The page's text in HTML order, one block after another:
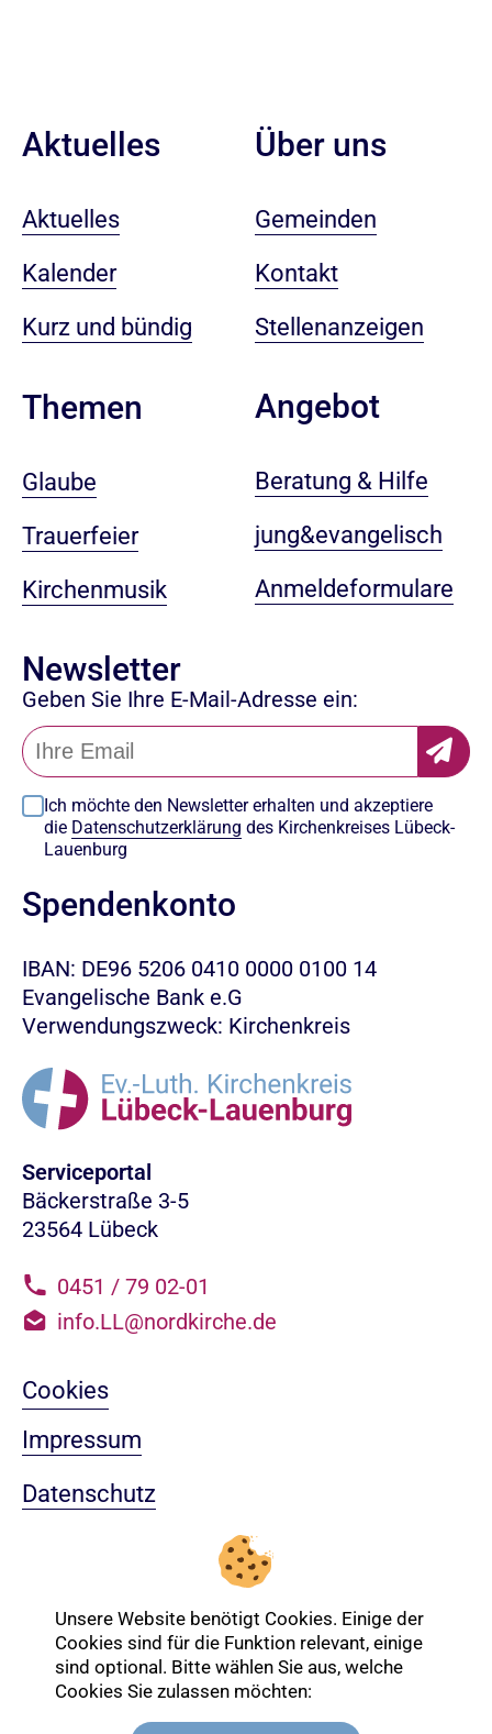
Aktuelles
Aktuelles
Kalender
Kurz und bündig
Themen
Glaube
Trauerfeier
Kirchenmusik
Über uns
Gemeinden
Kontakt
Stellenanzeigen
Angebot
Beratung & Hilfe
jung&evangelisch
Anmeldeformulare
Newsletter
Geben Sie Ihre E-Mail-Adresse ein:
Ich möchte den Newsletter erhalten und akzeptiere
die Datenschutzerklärung des Kirchenkreises Lübeck-
Lauenburg
Spendenkonto
IBAN: DE96 5206 0410 0000 0100 14
Evangelische Bank e.G
Verwendungszweck: Kirchenkreis
Serviceportal
Bäckerstraße 3-5
23564 Lübeck
0451 / 79 02-01
info.LL@nordkirche.de
Cookies
Impressum
Datenschutz
Nach oben
Login-Bereich
Unsere Website benötigt Cookies. Einige der
Cookies sind für die Funktion relevant, einige
sind optional. Bitte wählen Sie aus, welche
Cookies Sie zulassen möchten: